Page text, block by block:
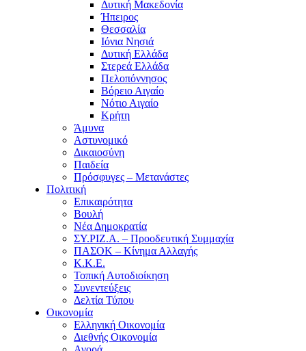
Δυτική Μακεδονία
Ήπειρος
Θεσσαλία
Ιόνια Νησιά
Δυτική Ελλάδα
Στερεά Ελλάδα
Πελοπόννησος
Βόρειο Αιγαίο
Νότιο Αιγαίο
Κρήτη
Άμυνα
Αστυνομικό
Δικαιοσύνη
Παιδεία
Πρόσφυγες – Μετανάστες
Πολιτική
Επικαιρότητα
Βουλή
Νέα Δημοκρατία
ΣΥ.ΡΙΖ.Α. – Προοδευτική Συμμαχία
ΠΑΣΟΚ – Κίνημα Αλλαγής
Κ.Κ.Ε.
Τοπική Αυτοδιοίκηση
Συνεντεύξεις
Δελτία Τύπου
Οικονομία
Ελληνική Οικονομία
Διεθνής Οικονομία